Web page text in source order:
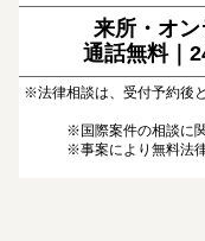
来所・オ
通話無料｜
※法律相談は、受付予約後
※国際案件の相談に
※事案により無料法